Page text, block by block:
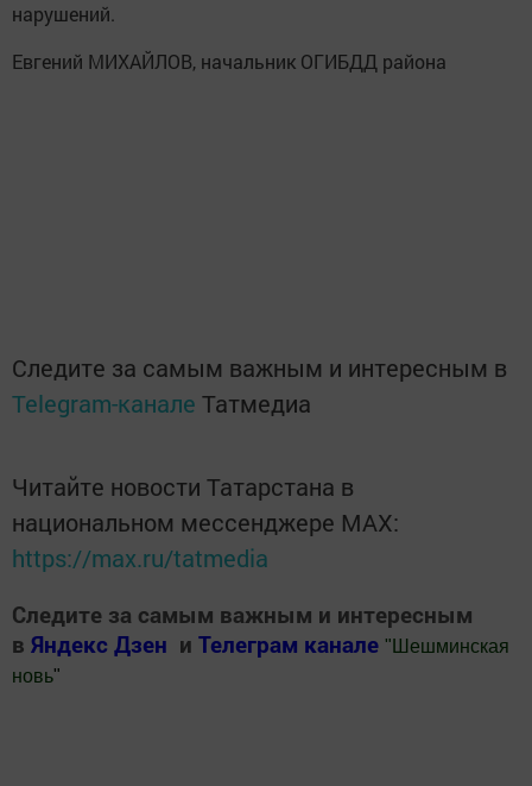
нарушений.
Евгений МИХАЙЛОВ, начальник ОГИБДД района
Следите за самым важным и интересным в
Telegram-канале Татмедиа
Читайте новости Татарстана в
национальном мессенджере MАХ:
https://max.ru/tatmedia
Следите за самым важным и интересным
в Яндекс Дзен и Телеграм канале " Шешминская
новь"